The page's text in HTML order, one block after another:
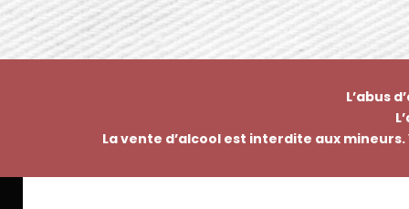
L’abus
La vente d’alcool est interdite aux